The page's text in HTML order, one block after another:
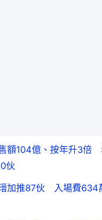
額104億、按年升3倍
伙
加推87伙 入場費